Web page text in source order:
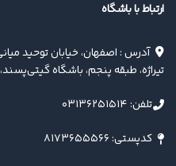
ارتباط با باشگاه
آدرس : اصفهان، خیابان توحید
تیراژه، طبقه پنجم، باشگاه گیتی‌پسند،
تلفن: ۰۳۱۳۶۲۵۱۵۱۴
کدپستی: ۸۱۷۳۶۵۵۵۶۶